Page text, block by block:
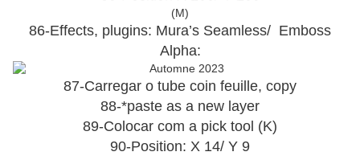
(M)
86-Effects, plugins: Mura’s Seamless/ Emboss
Alpha:
87-Carregar o tube coin feuille, copy
88-*paste as a new layer
89-Colocar com a pick tool (K)
90-Position: X 14/ Y 9